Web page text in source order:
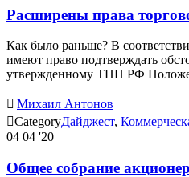
Расширены права
Как было раньше? В
имеют право подтверждать
утвержденному ТПП РФ
 Михаил Антонов
CategoryДайджест,
04 04 '20
Общее собрание